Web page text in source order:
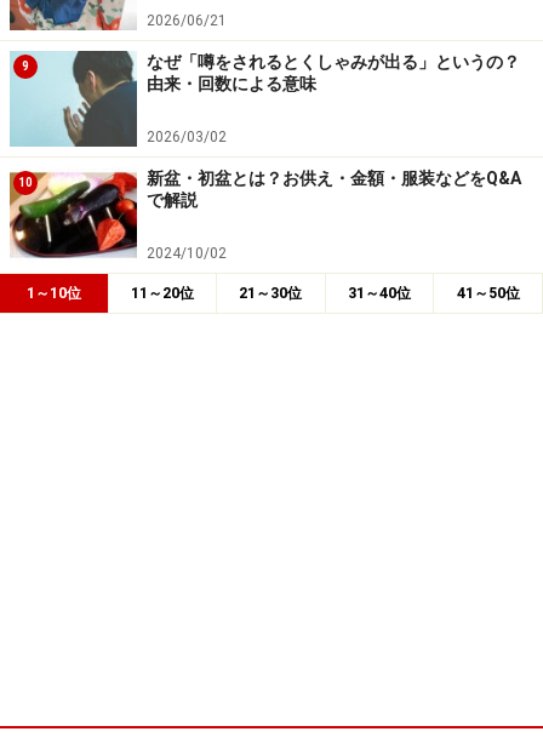
2026/06/21
9
なぜ「噂をされるとくしゃみが出る」というの？
由来・回数による意味
2026/03/02
10
新盆・初盆とは？お供え・金額・服装などをQ&A
で解説
2024/10/02
1～10位 11～20位 21～30位 31～40位 41～50位